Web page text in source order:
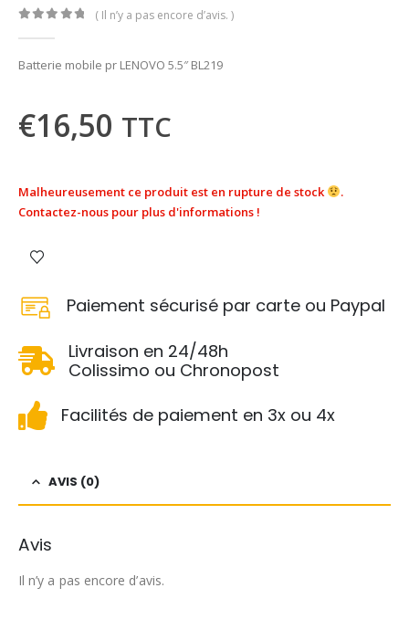
( Il n’y a pas encore d’avis. )
Batterie mobile pr LENOVO 5.5″ BL219
€16,50 TTC
Malheureusement ce produit est en rupture de stock
.
Contactez-nous pour plus d'informations !
Paiement sécurisé par carte ou Paypal
Livraison en 24/48h
Colissimo ou Chronopost
Facilités de paiement en 3x ou 4x
AVIS (0)
Avis
Il n’y a pas encore d’avis.